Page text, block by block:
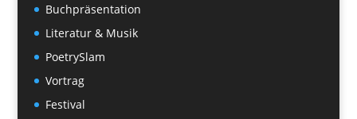
Buchpräsentation
Literatur & Musik
PoetrySlam
Vortrag
Festival